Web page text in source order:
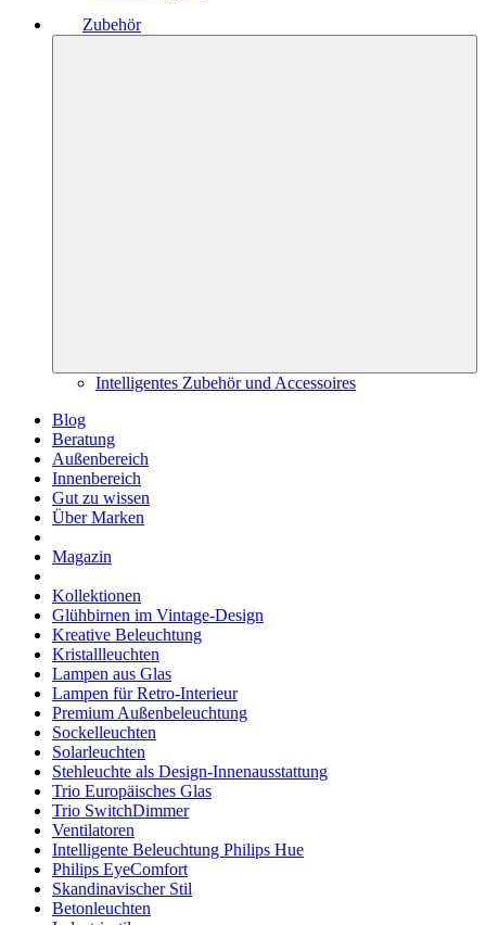
Zubehör
Intelligentes Zubehör und Accessoires
Blog
Beratung
Außenbereich
Innenbereich
Gut zu wissen
Über Marken
Magazin
Kollektionen
Glühbirnen im Vintage-Design
Kreative Beleuchtung
Kristallleuchten
Lampen aus Glas
Lampen für Retro-Interieur
Premium Außenbeleuchtung
Sockelleuchten
Solarleuchten
Stehleuchte als Design-Innenausstattung
Trio Europäisches Glas
Trio SwitchDimmer
Ventilatoren
Intelligente Beleuchtung Philips Hue
Philips EyeComfort
Skandinavischer Stil
Betonleuchten